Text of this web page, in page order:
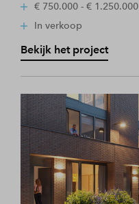
€ 750.000 - € 1.250.000
In verkoop
Bekijk het project